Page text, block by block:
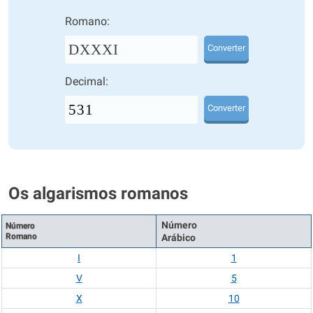
Romano:
DXXXI Converter
Decimal:
Converter
Os algarismos romanos
Número
Romano
Número
Arábico
I
1
V
5
X
10